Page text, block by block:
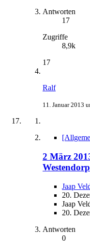
Antworten
17
Zugriffe
8,9k
17
Ralf
11. Januar 2013
2 März
Jaap
20.
Jaap
20.
Antworten
0